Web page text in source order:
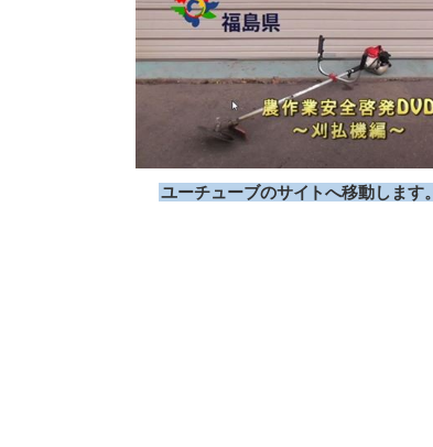
ユーチューブのサイトへ移動します。